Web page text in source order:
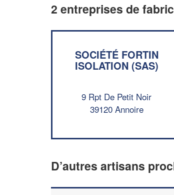
2 entreprises de
SOCIÉTÉ FORTIN
ISOLATION (SAS)
9 Rpt De Petit Noir
39120 Annoire
D’autres artisans